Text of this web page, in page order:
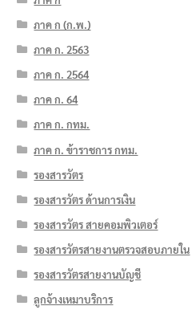
ภาค ก (ก.พ.)
ภาค ก. 2563
ภาค ก. 2564
ภาค ก. 64
ภาค ก. กทม.
ภาค ก. ข้าราชการ กทม.
รองสารวัตร
รองสารวัตร ด้านการเงิน
รองสารวัตร สายคอมพิวเตอร์
รองสารวัตรสายงานตรวจสอบภายใน
รองสารวัตรสายงานบัญชี
ลูกจ้างเหมาบริการ